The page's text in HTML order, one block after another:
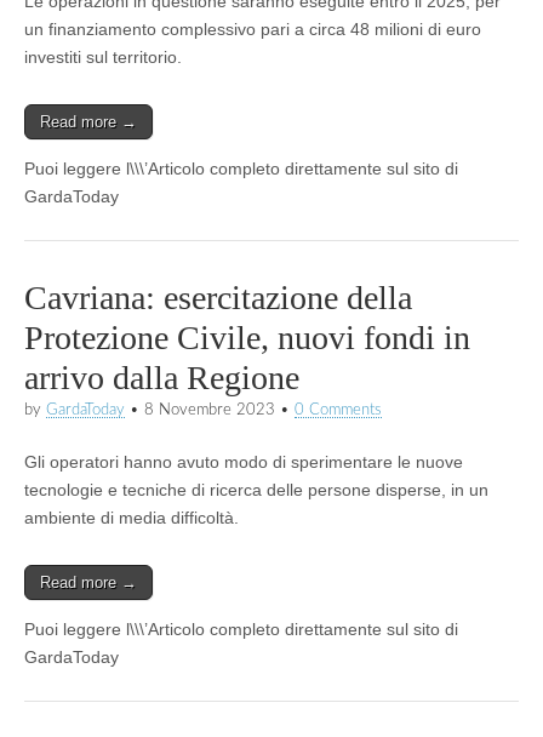
un finanziamento complessivo pari a circa 48 milioni di euro
investiti sul territorio.
Read more →
Puoi leggere l\\\’Articolo completo direttamente sul sito di
GardaToday
Cavriana: esercitazione della
Protezione Civile, nuovi fondi in
arrivo dalla Regione
by GardaToday • 8 Novembre 2023 • 0 Comments
Gli operatori hanno avuto modo di sperimentare le nuove
tecnologie e tecniche di ricerca delle persone disperse, in un
ambiente di media difficoltà.
Read more →
Puoi leggere l\\\’Articolo completo direttamente sul sito di
GardaToday